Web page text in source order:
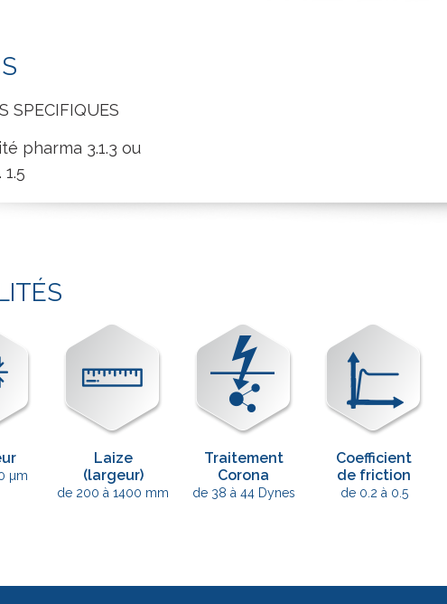
SPECIFIQUES
pharma 3.1.3 ou
1.5
µm
Laize
(largeur)
de 200 à 1400 mm
Traitement
Corona
de 38 à 44 Dynes
Coefficient
de friction
de 0.2 à 0.5